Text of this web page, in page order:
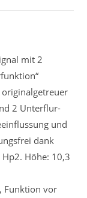
mit 2
2 Unterflur-
und
dank
Höhe: 10,3
Funktion vor